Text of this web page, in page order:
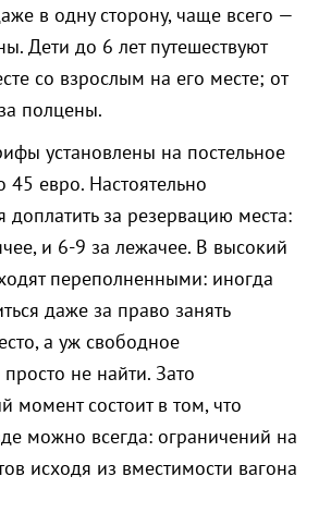
в одну сторону, чаще всего —
Дети до 6 лет путешествуют
со взрослым на его месте; от
полцены.
установлены на постельное
45 евро. Настоятельно
доплатить за резервацию места:
и 6-9 за лежачее. В высокий
переполненными: иногда
даже за право занять
а уж свободное
не найти. Зато
момент состоит в том, что
можно всегда: ограничений на
исходя из вместимости вагона